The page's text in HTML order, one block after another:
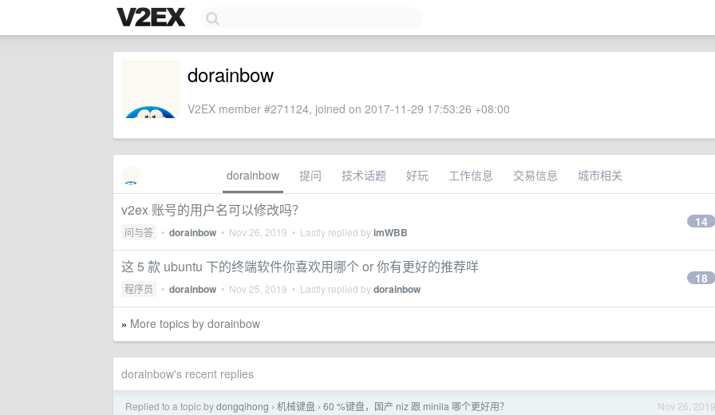
dorainbow
V2EX member #271124, joined on 2017-11-29 17:53:26 +08:00
dorainbow 提问 技术话题 好玩 工作信息 交易信息 城市相关
v2ex 账号的用户名可以修改吗？
问与答 • dorainbow • Nov 26, 2019 • Lastly replied byimWBB
14
这 5 款 ubuntu 下的终端软件你喜欢用哪个 or 你有更好的推荐咩
程序员 • dorainbow • Nov 25, 2019 • Lastly replied bydorainbow
18
» More topics by dorainbow
dorainbow's recent replies
Nov 26, 2019
Replied to a topic bydongqihong › 机械键盘 › 60 %键盘，国产 niz 跟 minila 哪个更好用？